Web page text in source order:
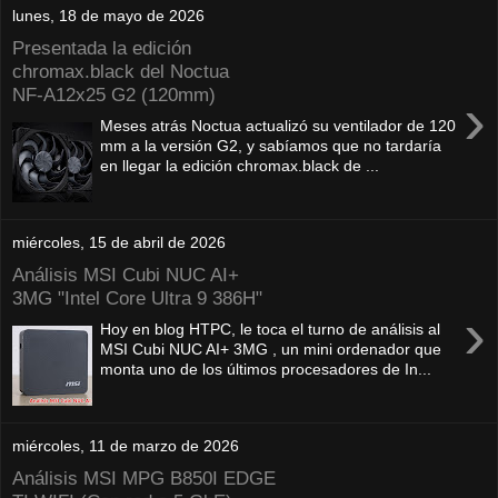
lunes, 18 de mayo de 2026
Presentada la edición
chromax.black del Noctua
NF‑A12x25 G2 (120mm)
›
Meses atrás Noctua actualizó su ventilador de 120
mm a la versión G2, y sabíamos que no tardaría
en llegar la edición chromax.black de ...
miércoles, 15 de abril de 2026
Análisis MSI Cubi NUC AI+
3MG "Intel Core Ultra 9 386H"
›
Hoy en blog HTPC, le toca el turno de análisis al
MSI Cubi NUC AI+ 3MG , un mini ordenador que
monta uno de los últimos procesadores de In...
miércoles, 11 de marzo de 2026
Análisis MSI MPG B850I EDGE